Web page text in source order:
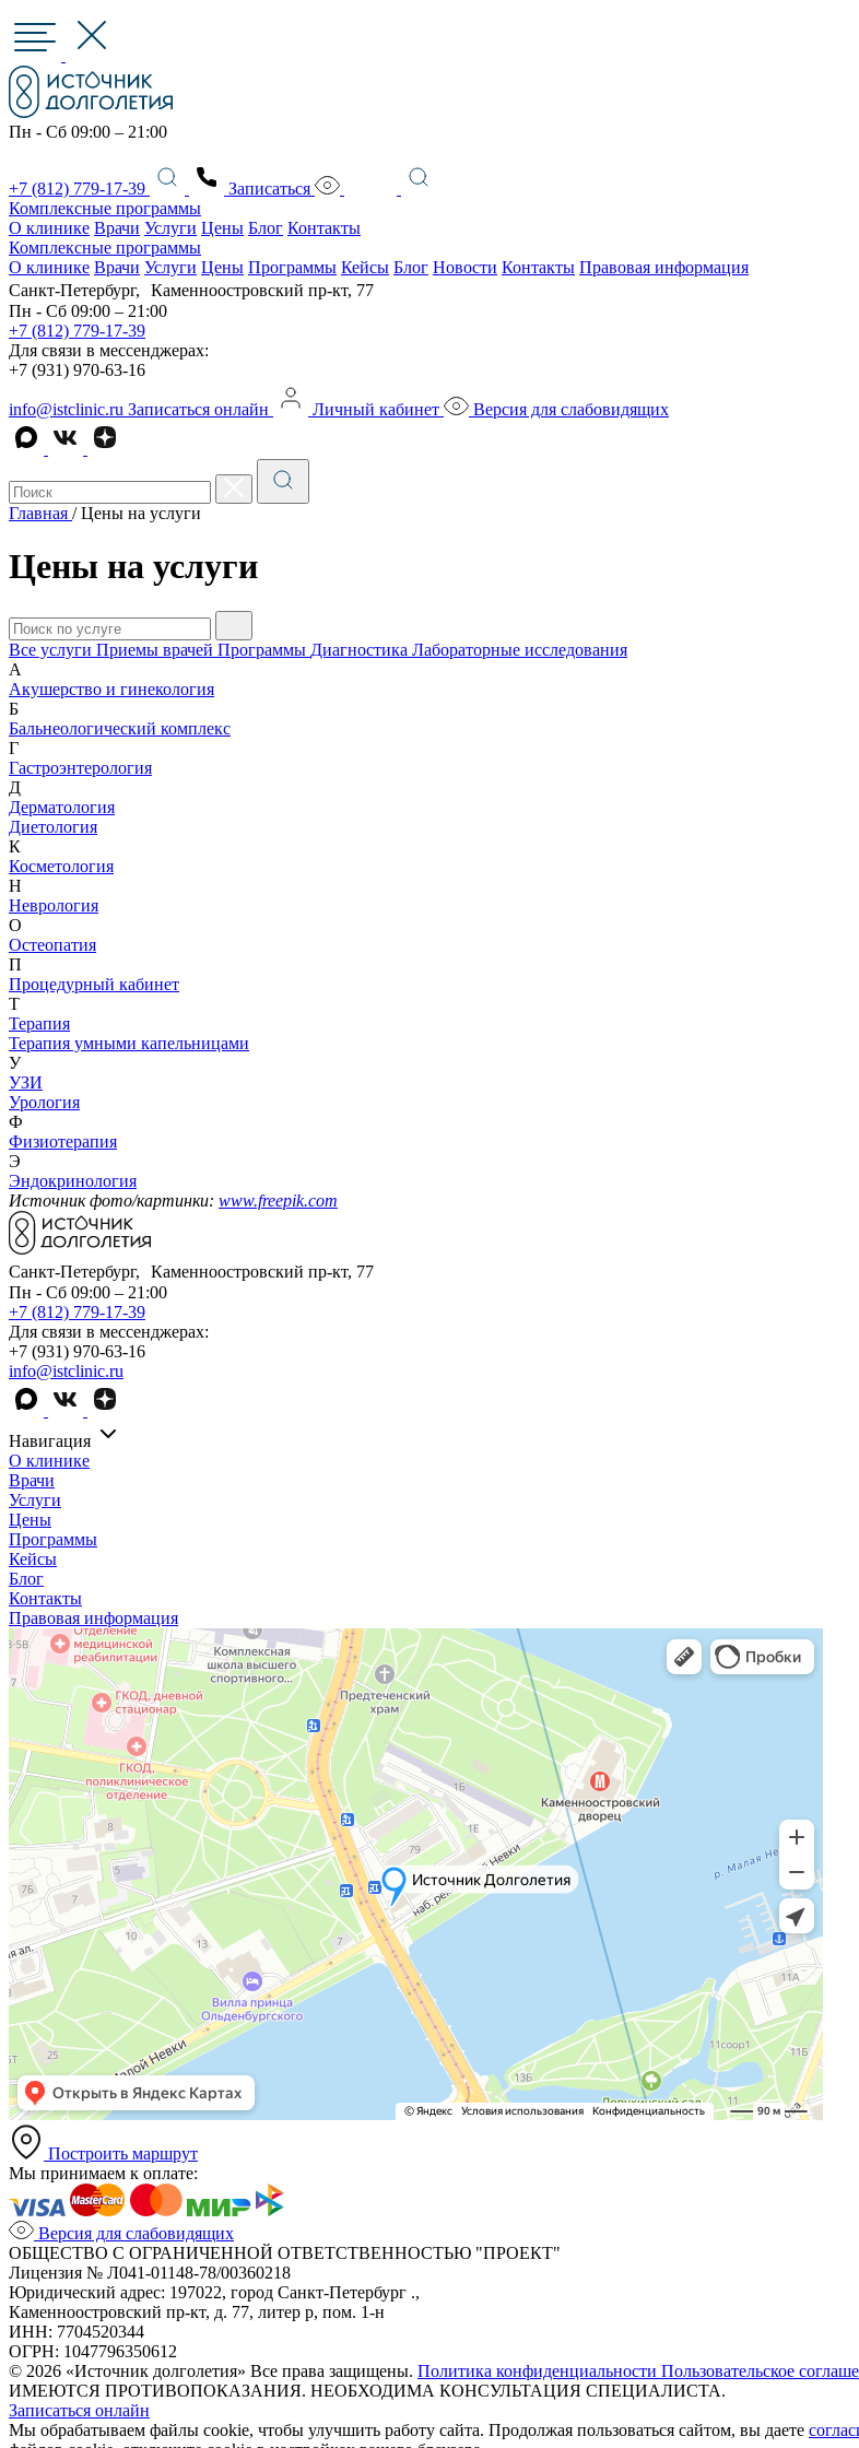
Пн - Сб 09:00 – 21:00
+7 (812) 779-17-39
Записаться
Комплексные программы
О клинике Врачи Услуги Цены Блог Контакты
Комплексные программы
О клинике Врачи Услуги Цены Программы Кейсы Блог Новости Контакты Правовая информация
Санкт-Петербург, Каменноостровский пр-кт, 77
Пн - Сб 09:00 – 21:00
+7 (812) 779-17-39
Для связи в мессенджерах:
+7 (931) 970-63-16
info@istclinic.ru Записаться онлайн Личный кабинет Версия для слабовидящих
Главная / Цены на услуги
Цены на услуги
Все услуги Приемы врачей Программы Диагностика Лабораторные исследования
А
Акушерство и гинекология
Б
Бальнеологический комплекс
Г
Гастроэнтерология
Д
Дерматология
Диетология
К
Косметология
Н
Неврология
О
Остеопатия
П
Процедурный кабинет
Т
Терапия
Терапия умными капельницами
У
УЗИ
Урология
Ф
Физиотерапия
Э
Эндокринология
Источник фото/картинки: www.freepik.com
Санкт-Петербург, Каменноостровский пр-кт, 77
Пн - Сб 09:00 – 21:00
+7 (812) 779-17-39
Для связи в мессенджерах:
+7 (931) 970-63-16
info@istclinic.ru
Навигация
О клинике
Врачи
Услуги
Цены
Программы
Кейсы
Блог
Контакты
Правовая информация
Построить маршрут
Мы принимаем к оплате:
Версия для слабовидящих
ОБЩЕСТВО С ОГРАНИЧЕННОЙ ОТВЕТСТВЕННОСТЬЮ "ПРОЕКТ"
Лицензия № Л041-01148-78/00360218
Юридический адрес: 197022, город Санкт-Петербург .,
Каменноостровский пр-кт, д. 77, литер р, пом. 1-н
ИНН: 7704520344
ОГРН: 1047796350612
© 2026 «Источник долголетия» Все права защищены. Политика конфиденциальности Пользовательское
ИМЕЮТСЯ ПРОТИВОПОКАЗАНИЯ. НЕОБХОДИМА КОНСУЛЬТАЦИЯ СПЕЦИАЛИСТА.
Записаться онлайн
Мы обрабатываем файлы cookie, чтобы улучшить работу сайта. Продолжая пользоваться сайтом, вы даете